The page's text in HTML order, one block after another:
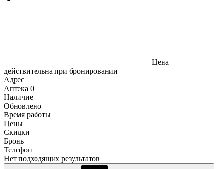
Цена
действительна при бронировании
Адрес
Аптека 0
Наличие
Обновлено
Время работы
Цены
Скидки
Бронь
Телефон
Нет подходящих результатов